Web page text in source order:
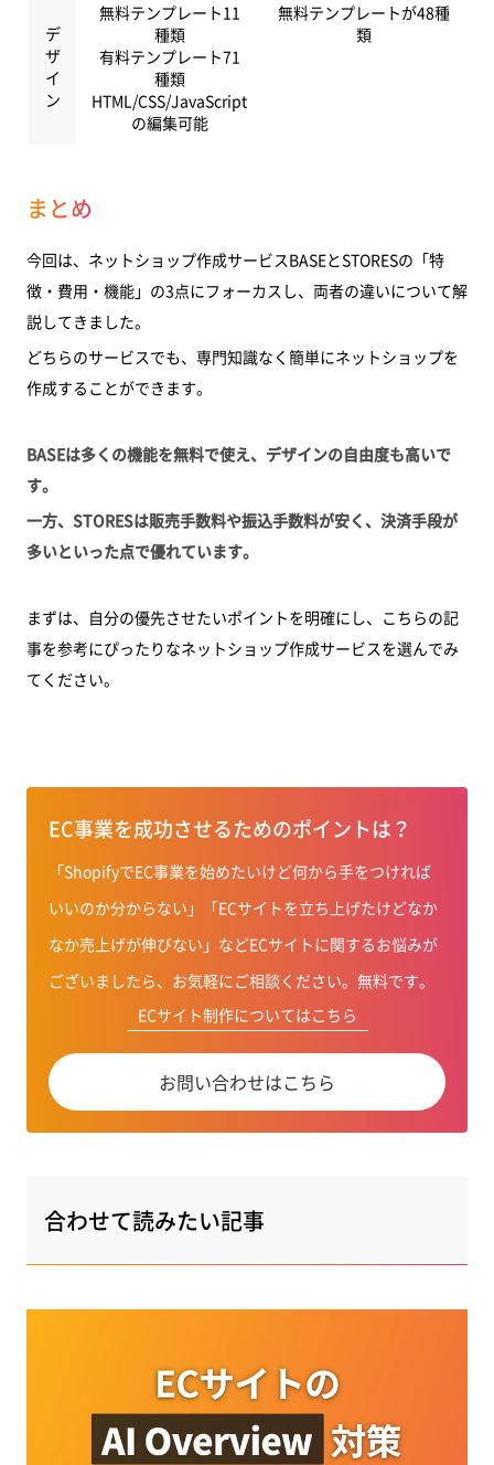
デ
ザ
イ
ン
無料テンプレート11
種類
有料テンプレート71
種類
HTML/CSS/JavaScript
の編集可能
無料テンプレートが48種
類
まとめ
今回は、ネットショップ作成サービスBASEとSTORESの「特
徴・費用・機能」の3点にフォーカスし、両者の違いについて解
説してきました。
どちらのサービスでも、専門知識なく簡単にネットショップを
作成することができます。
BASEは多くの機能を無料で使え、デザインの自由度も高いで
す。
一方、STORESは販売手数料や振込手数料が安く、決済手段が
多いといった点で優れています。
まずは、自分の優先させたいポイントを明確にし、こちらの記
事を参考にぴったりなネットショップ作成サービスを選んでみ
てください。
EC事業を成功させるためのポイントは？
「ShopifyでEC事業を始めたいけど何から手をつければ
いいのか分からない」「ECサイトを立ち上げたけどなか
なか売上げが伸びない」などECサイトに関するお悩みが
ございましたら、お気軽にご相談ください。無料です。
ECサイト制作についてはこちら
お問い合わせはこちら
合わせて読みたい記事